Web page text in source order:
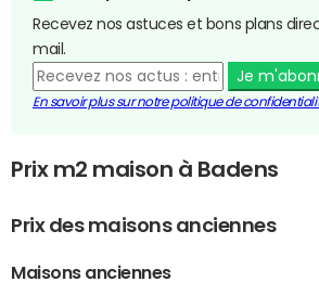
Recevez nos astuces et bons plans
mail.
Je
En savoir plus sur notre politique de
Prix m2 maison à Badens
Prix des maisons anciennes
Maisons anciennes